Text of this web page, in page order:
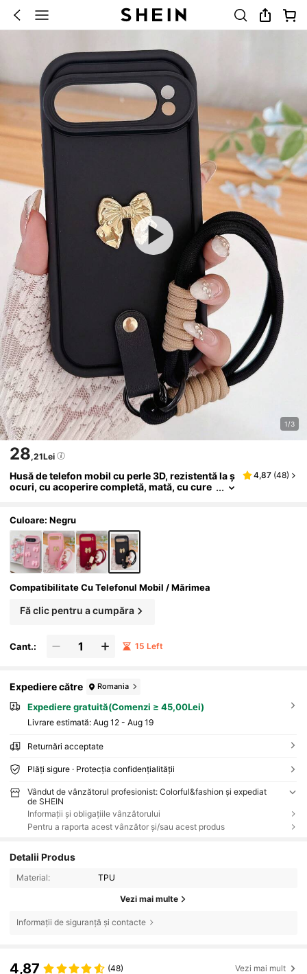
1/3
28,21Lei
Husă de telefon mobil cu perle 3D, rezistentă la ș
ocuri, cu acoperire completă, mată, cu cure
el 8 Pro, 8A 9 Pro XL
4,87 (48)
Culoare: Negru
Compatibilitate Cu Telefonul Mobil / Mărimea
Fă clic pentru a cumpăra
Cant.: 15 Left
Expediere către Romania
Expediere gratuită(Comenzi ≥ 45,00Lei)
Livrare estimată: Aug 12 - Aug 19
Returnări acceptate
Plăți sigure · Protecția confidențialității
Vândut de vânzătorul profesionist: Colorful&fashion și expediat
de SHEIN
Informații și obligațiile vânzătorului
Pentru a raporta acest vânzător și/sau acest produs
Detalii Produs
Material: TPU
Vezi mai multe
Informații de siguranță și contacte
4,87 (48) Vezi mai mult